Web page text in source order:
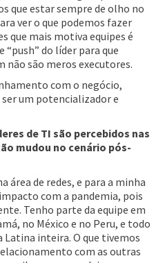
que estar sempre de olho no
ver o que podemos fazer
que mais motiva equipes é
“push” do líder para que
não são meros executores.
com o negócio,
um potencializador e
de TI são percebidos nas
mudou no cenário pós-
área de redes, e para a minha
com a pandemia, pois
Tenho parte da equipe em
no México e no Peru, e todo
Latina inteira. O que tivemos
com as outras